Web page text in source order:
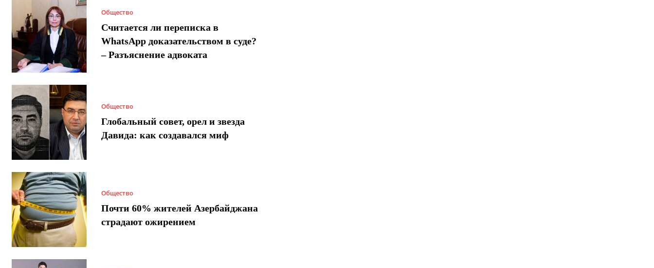
Общество
Считается ли переписка в
WhatsApp доказательством в суде?
– Разъяснение адвоката
Общество
Глобальный совет, орел и звезда
Давида: как создавался миф
Общество
Почти 60% жителей Азербайджана
страдают ожирением